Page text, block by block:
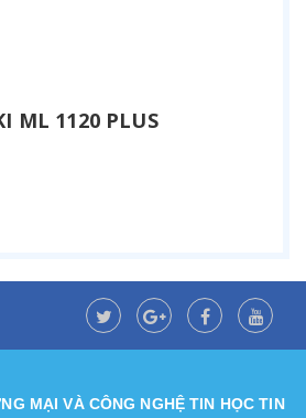
ML 1120 PLUS
MẠI VÀ CÔNG NGHỆ TIN HỌC TIN